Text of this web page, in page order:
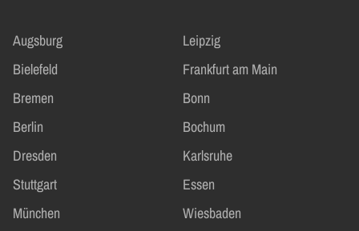
Augsburg
Leipzig
Bielefeld
Frankfurt am Main
Bremen
Bonn
Berlin
Bochum
Dresden
Karlsruhe
Stuttgart
Essen
München
Wiesbaden